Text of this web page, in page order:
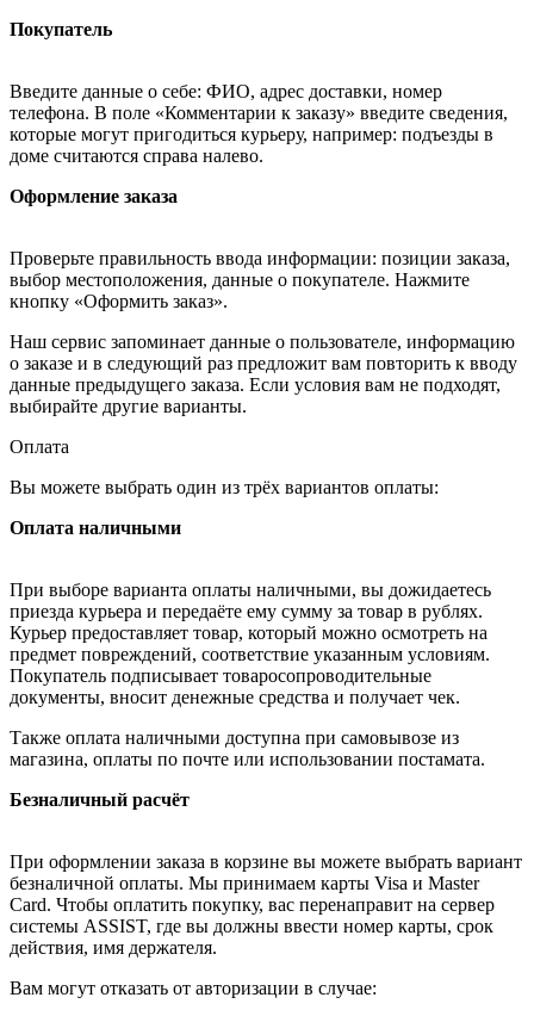
Покупатель
Введите данные о себе: ФИО, адрес доставки, номер
телефона. В поле «Комментарии к заказу» введите сведения,
которые могут пригодиться курьеру, например: подъезды в
доме считаются справа налево.
Оформление заказа
Проверьте правильность ввода информации: позиции заказа,
выбор местоположения, данные о покупателе. Нажмите
кнопку «Оформить заказ».
Наш сервис запоминает данные о пользователе, информацию
о заказе и в следующий раз предложит вам повторить к вводу
данные предыдущего заказа. Если условия вам не подходят,
выбирайте другие варианты.
Оплата
Вы можете выбрать один из трёх вариантов оплаты:
Оплата наличными
При выборе варианта оплаты наличными, вы дожидаетесь
приезда курьера и передаёте ему сумму за товар в рублях.
Курьер предоставляет товар, который можно осмотреть на
предмет повреждений, соответствие указанным условиям.
Покупатель подписывает товаросопроводительные
документы, вносит денежные средства и получает чек.
Также оплата наличными доступна при самовывозе из
магазина, оплаты по почте или использовании постамата.
Безналичный расчёт
При оформлении заказа в корзине вы можете выбрать вариант
безналичной оплаты. Мы принимаем карты Visa и Master
Card. Чтобы оплатить покупку, вас перенаправит на сервер
системы ASSIST, где вы должны ввести номер карты, срок
действия, имя держателя.
Вам могут отказать от авторизации в случае: